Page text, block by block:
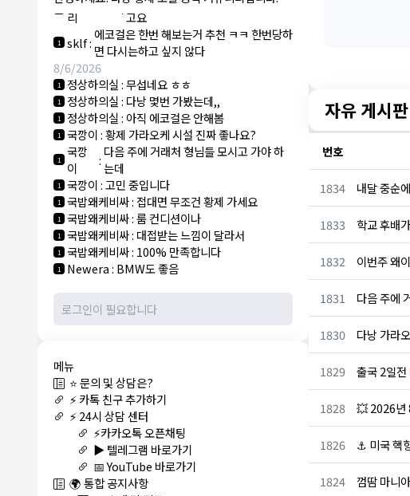
리
:고요
1 sklf: 에코걸은 한번 해보는거 추천 ㅋㅋ 한번당하
면 다시는하고 싶지 않다
8/6/2026
1 정상하의실:무섭네요 ㅎㅎ
1 정상하의실: 다낭 몇번 가봤는데,,
1 정상하의실: 아직 에코걸은 안해봄
1 국깡이:황제 가라오케 시설 진짜 좋나요?
1
국깡
이
: 다음 주에 거래처 형님들 모시고 가야 하
는데
1 국깡이:고민 중입니다
1 국밥왜케비싸: 접대면 무조건 황제 가세요
1 국밥왜케비싸:룸 컨디션이나
1 국밥왜케비싸: 대접받는 느낌이 달라서
1 국밥왜케비싸: 100% 만족합니다
1 Newera: BMW도 좋음
메뉴
⭐ 문의 및 상담은?
⚡ 카톡 친구 추가하기
⚡ 24시 상담 센터
⚡카카오톡 오픈채팅
▶️ 텔레그램 바로가기
📅 YouTube 바로가기
🌍 통합 공지사항
자유 게시판
번호
1834 내달 중순
1833 학교 후배
1832 이번주 왜
1831 다음 주에
1830 다낭 가라
1829 출국 2일전
1828 💥 2026년
1826 ⚓ 미국
1824 껌땀 마니아